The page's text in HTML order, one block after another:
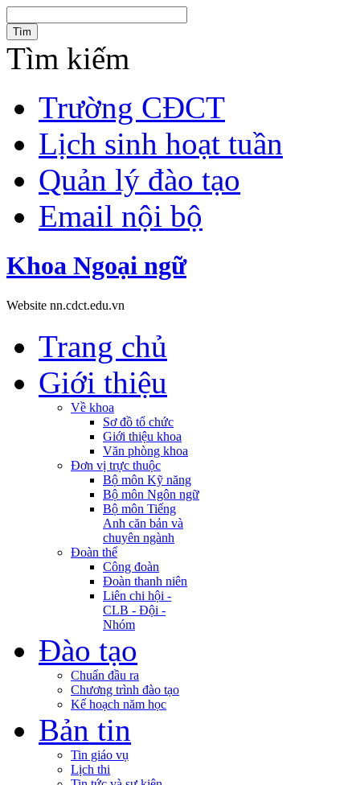
Tìm
Tìm kiếm
Trường CĐCT
Lịch sinh hoạt tuần
Quản lý đào tạo
Email nội bộ
Khoa Ngoại ngữ
Website nn.cdct.edu.vn
Trang chủ
Giới thiệu
Về khoa
Sơ đồ tổ chức
Giới thiệu khoa
Văn phòng khoa
Đơn vị trực thuộc
Bộ môn Kỹ năng
Bộ môn Ngôn ngữ
Bộ môn Tiếng
Anh căn bản và
chuyên ngành
Đoàn thể
Công đoàn
Đoàn thanh niên
Liên chi hội -
CLB - Đội -
Nhóm
Đào tạo
Chuẩn đầu ra
Chương trình đào tạo
Kế hoạch năm học
Bản tin
Tin giáo vụ
Lịch thi